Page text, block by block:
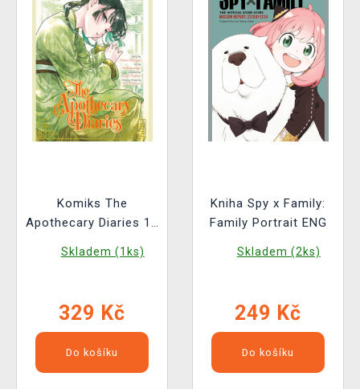
Komiks The
Apothecary Diaries 14
Skladem (1ks)
329 Kč
Do košíku
Kniha Spy x Family:
Family Portrait ENG
Skladem (2ks)
249 Kč
Do košíku